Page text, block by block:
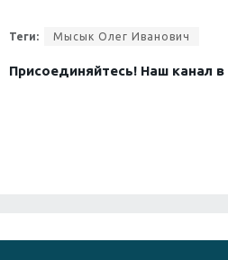
Теги: Мысык Олег Иванович
Присоединяйтесь! Наш канал в